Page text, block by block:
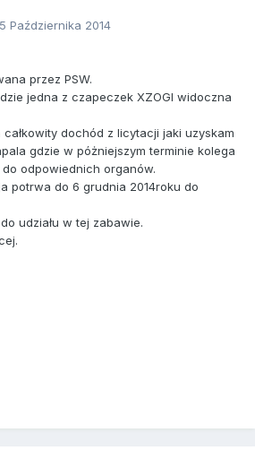
5 Października 2014
przez PSW.
jedna z czapeczek XZOGI widoczna
dochód z licytacji jaki uzyskam
gdzie w póżniejszym terminie kolega
odpowiednich organów.
potrwa do 6 grudnia 2014roku do
udziału w tej zabawie.